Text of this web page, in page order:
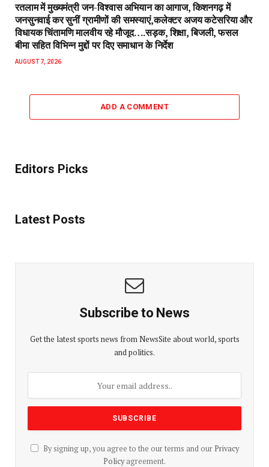
रतलाम में मुख्यमंत्री जन-विश्वास अभियान का आगाज, किशनगढ़ में
जनसुनवाई कर सुनीं ग्रामीणों की समस्याएं,कलेक्टर अजय कटेसरिया और
विधायक चिंतामणि मालवीय रहे मौजूद….सड़क, शिक्षा, बिजली, फसल
बीमा सहित विभिन्न मुद्दों पर दिए समाधान के निर्देश
AUGUST 7, 2026
ADD A COMMENT
Editors Picks
Latest Posts
Subscribe to News
Get the latest sports news from NewsSite about world, sports
and politics.
By signing up, you agree to the our terms and our Privacy
Policyagreement.